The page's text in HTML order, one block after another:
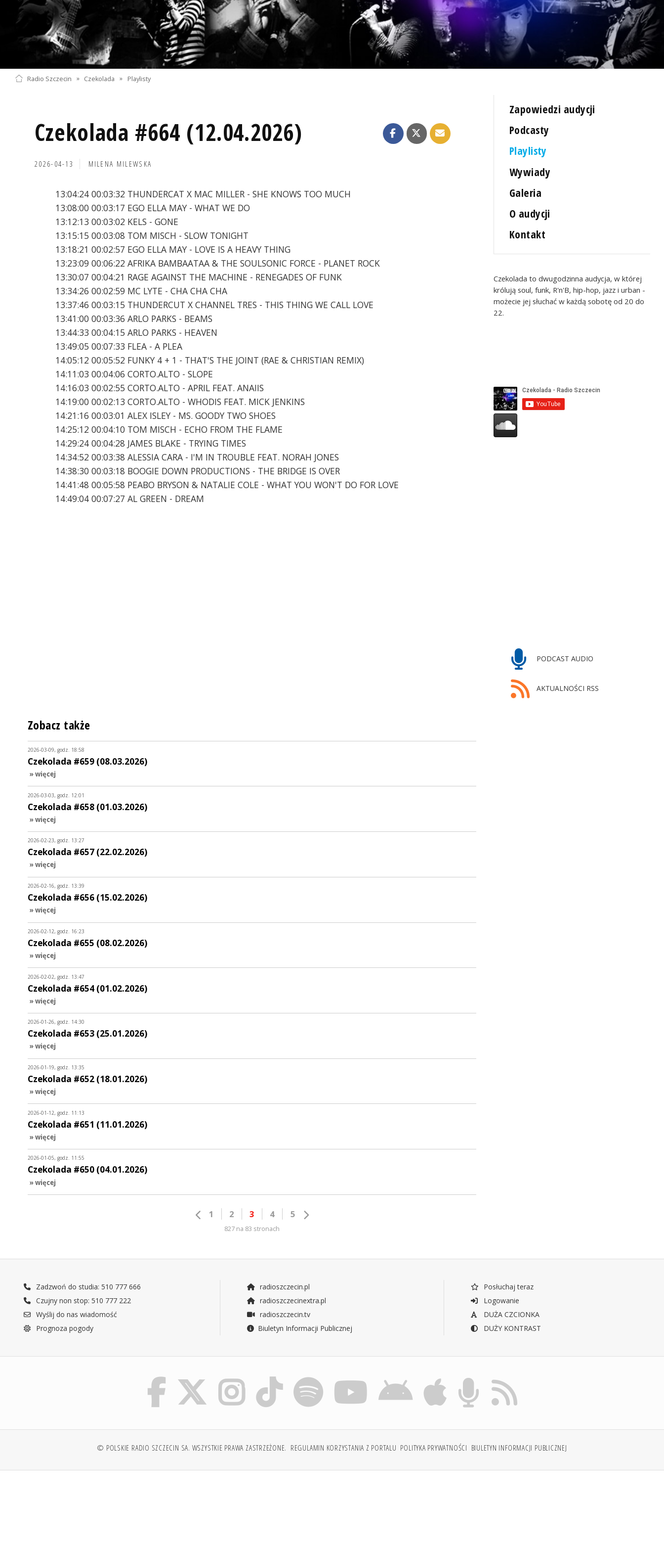
Radio Szczecin » Czekolada » Playlisty
Czekolada #664 (12.04.2026)
2026-04-13 MILENA MILEWSKA
13:04:24 00:03:32 THUNDERCAT X MAC MILLER - SHE KNOWS TOO MUCH
13:08:00 00:03:17 EGO ELLA MAY - WHAT WE DO
13:12:13 00:03:02 KELS - GONE
13:15:15 00:03:08 TOM MISCH - SLOW TONIGHT
13:18:21 00:02:57 EGO ELLA MAY - LOVE IS A HEAVY THING
13:23:09 00:06:22 AFRIKA BAMBAATAA & THE SOULSONIC FORCE - PLANET ROCK
13:30:07 00:04:21 RAGE AGAINST THE MACHINE - RENEGADES OF FUNK
13:34:26 00:02:59 MC LYTE - CHA CHA CHA
13:37:46 00:03:15 THUNDERCUT X CHANNEL TRES - THIS THING WE CALL LOVE
13:41:00 00:03:36 ARLO PARKS - BEAMS
13:44:33 00:04:15 ARLO PARKS - HEAVEN
13:49:05 00:07:33 FLEA - A PLEA
14:05:12 00:05:52 FUNKY 4 + 1 - THAT'S THE JOINT (RAE & CHRISTIAN REMIX)
14:11:03 00:04:06 CORTO.ALTO - SLOPE
14:16:03 00:02:55 CORTO.ALTO - APRIL FEAT. ANAIIS
14:19:00 00:02:13 CORTO.ALTO - WHODIS FEAT. MICK JENKINS
14:21:16 00:03:01 ALEX ISLEY - MS. GOODY TWO SHOES
14:25:12 00:04:10 TOM MISCH - ECHO FROM THE FLAME
14:29:24 00:04:28 JAMES BLAKE - TRYING TIMES
14:34:52 00:03:38 ALESSIA CARA - I'M IN TROUBLE FEAT. NORAH JONES
14:38:30 00:03:18 BOOGIE DOWN PRODUCTIONS - THE BRIDGE IS OVER
14:41:48 00:05:58 PEABO BRYSON & NATALIE COLE - WHAT YOU WON'T DO FOR LOVE
14:49:04 00:07:27 AL GREEN - DREAM
Zapowiedzi audycji
Podcasty
Playlisty
Wywiady
Galeria
O audycji
Kontakt
Czekolada to dwugodzinna audycja, w której
królują soul, funk, R'n'B, hip-hop, jazz i urban -
możecie jej słuchać w każdą sobotę od 20 do
22.
PODCAST AUDIO
AKTUALNOŚCI RSS
Zobacz także
2026-03-09, godz. 18:58
Czekolada #659 (08.03.2026)
» więcej
2026-03-03, godz. 12:01
Czekolada #658 (01.03.2026)
» więcej
2026-02-23, godz. 13:27
Czekolada #657 (22.02.2026)
» więcej
2026-02-16, godz. 13:39
Czekolada #656 (15.02.2026)
» więcej
2026-02-12, godz. 16:23
Czekolada #655 (08.02.2026)
» więcej
2026-02-02, godz. 13:47
Czekolada #654 (01.02.2026)
» więcej
2026-01-26, godz. 14:30
Czekolada #653 (25.01.2026)
» więcej
2026-01-19, godz. 13:35
Czekolada #652 (18.01.2026)
» więcej
2026-01-12, godz. 11:13
Czekolada #651 (11.01.2026)
» więcej
2026-01-05, godz. 11:55
Czekolada #650 (04.01.2026)
» więcej
1 2 3 4 5
827 na 83 stronach
Zadzwoń do studia: 510 777 666
Czujny non stop: 510 777 222
Wyślij do nas wiadomość
Prognoza pogody
radioszczecin.pl
radioszczecinextra.pl
radioszczecin.tv
Biuletyn Informacji Publicznej
Posłuchaj teraz
Logowanie
DUŻA CZCIONKA
DUŻY KONTRAST
© POLSKIE RADIO SZCZECIN SA. WSZYSTKIE PRAWA ZASTRZEŻONE. REGULAMIN KORZYSTANIA Z PORTALU POLITYKA PRYWATNOŚCI BIULETYN INFORMACJI PUBLICZNEJ